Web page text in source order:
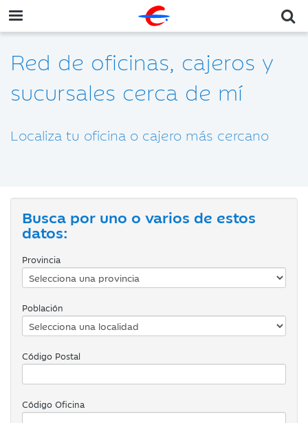
Red de oficinas, cajeros y
sucursales cerca de mí
Localiza tu oficina o cajero más cercano
Busca por uno o varios de estos
datos:
Provincia
Población
Código Postal
Código Oficina